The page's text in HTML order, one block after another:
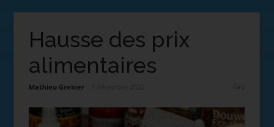
Hausse des prix
alimentaires
Mathieu Greiner